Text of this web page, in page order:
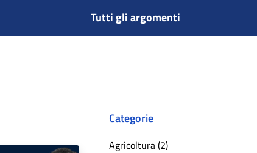
Tutti gli argomenti
Categorie
Agricoltura (2)